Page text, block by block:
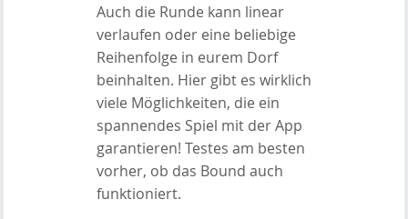
Auch die Runde kann linear
verlaufen oder eine beliebige
Reihenfolge in eurem Dorf
beinhalten. Hier gibt es wirklich
viele Möglichkeiten, die ein
spannendes Spiel mit der App
garantieren! Testes am besten
vorher, ob das Bound auch
funktioniert.